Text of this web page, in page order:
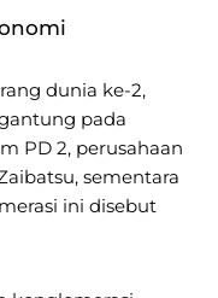
dunia ke-2,
pada
PD 2, perusahaan
sementara
ini disebut